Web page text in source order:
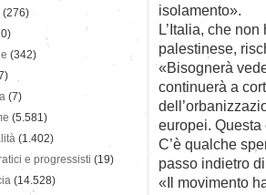
isolamento».
L’Italia, che
palestinese,
«Bisognerà
continuerà a
europei.
C’è qualche
passo indietro
«Il movimento
(276)
(342)
(7)
(5.581)
(1.402)
e progressisti (19)
(14.528)